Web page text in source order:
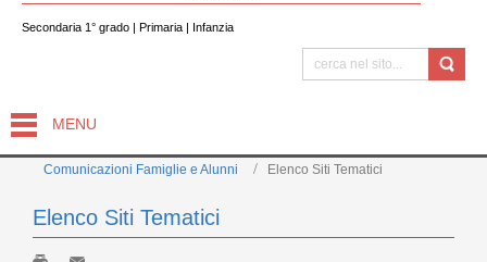
Secondaria 1° grado | Primaria | Infanzia
MENU
Comunicazioni Famiglie e Alunni Elenco Siti Tematici
Elenco Siti Tematici